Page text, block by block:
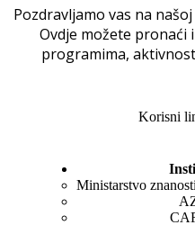
Pozdravljamo vas na
Ovdje možete pronaći
programima,
Korisni
Ministarstvo